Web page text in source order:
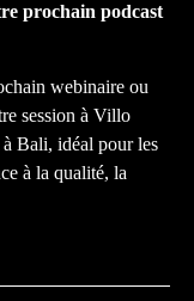
prochain podcast
webinaire ou
session à Villo
Bali, idéal pour les
à la qualité, la